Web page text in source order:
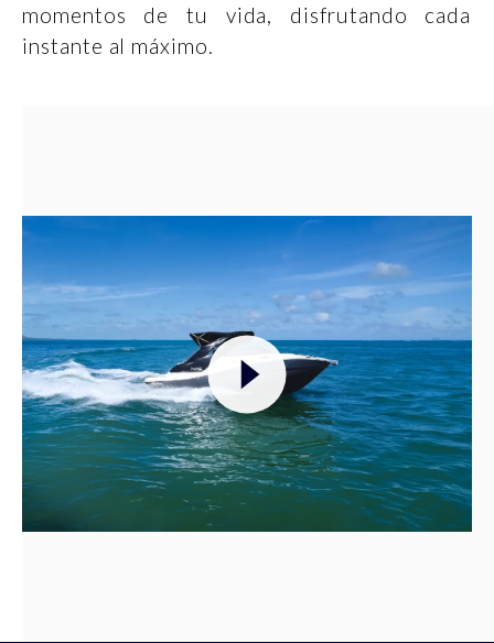
momentos de tu vida, disfrutando cada
instante al máximo.